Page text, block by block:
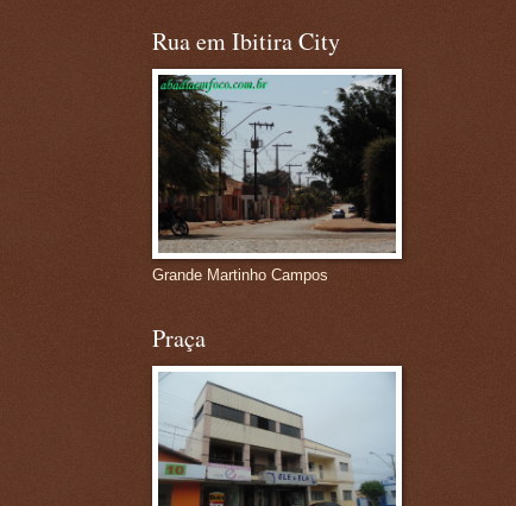
Rua em Ibitira City
Grande Martinho Campos
Praça